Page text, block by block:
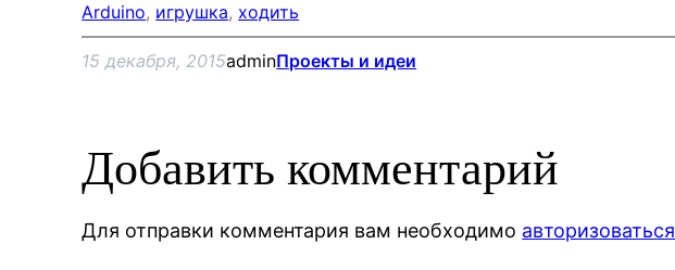
Arduino, игрушка, ходить
15 декабря, 2015adminПроекты и идеи
Добавить комментарий
Для отправки комментария вам необходимо авторизоваться